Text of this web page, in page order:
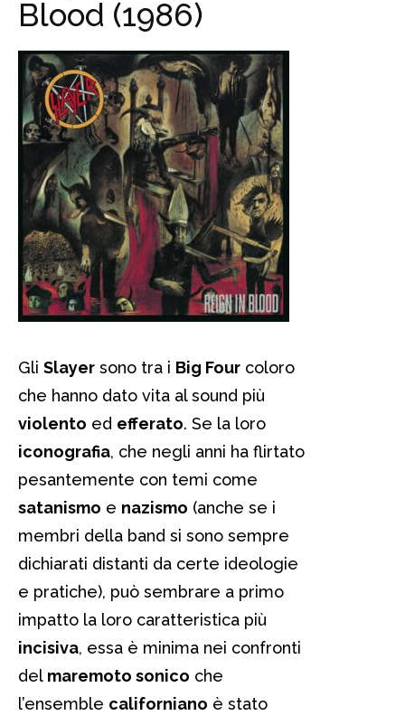
Blood (1986)
Gli Slayer sono tra i Big Four coloro
che hanno dato vita al sound più
violento ed efferato. Se la loro
iconografia, che negli anni ha flirtato
pesantemente con temi come
satanismo e nazismo (anche se i
membri della band si sono sempre
dichiarati distanti da certe ideologie
e pratiche), può sembrare a primo
impatto la loro caratteristica più
incisiva, essa è minima nei confronti
del maremoto sonico che
l’ensemble californiano è stato